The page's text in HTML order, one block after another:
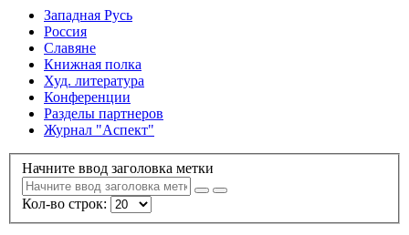
Западная Русь
Россия
Славяне
Книжная полка
Худ. литература
Конференции
Разделы партнеров
Журнал "Аспект"
Начните ввод заголовка метки
Кол-во строк: